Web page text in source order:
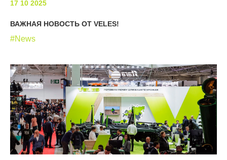
17 10 2025
ВАЖНАЯ НОВОСТЬ ОТ VELES!
#News